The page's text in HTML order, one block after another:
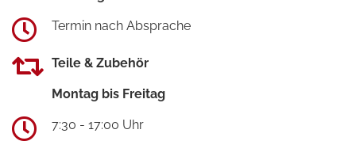
Termin nach Absprache
Teile & Zubehör
Montag bis Freitag
7:30 - 17:00 Uhr